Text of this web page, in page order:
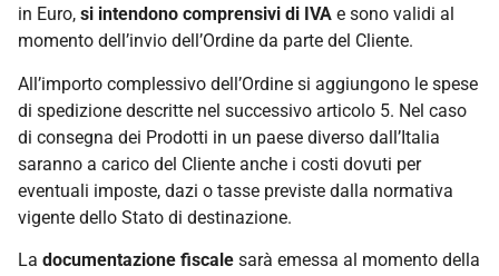
in Euro, si intendono comprensivi di IVA e sono validi al
momento dell’invio dell’Ordine da parte del Cliente.
All’importo complessivo dell’Ordine si aggiungono le spese
di spedizione descritte nel successivo articolo 5. Nel caso
di consegna dei Prodotti in un paese diverso dall’Italia
saranno a carico del Cliente anche i costi dovuti per
eventuali imposte, dazi o tasse previste dalla normativa
vigente dello Stato di destinazione.
La documentazione fiscale sarà emessa al momento della